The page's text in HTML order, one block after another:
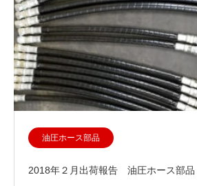
油圧ホース部品
2018年２月出荷報告 油圧ホース部品